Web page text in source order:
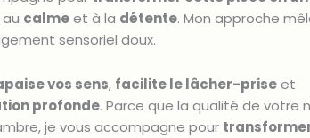
calmeet à la détente. Mon approche
sensoriel doux.
vos sens, facilite le lâcher-priseet
profonde. Parce que la qualité de votre
je vous accompagne pour